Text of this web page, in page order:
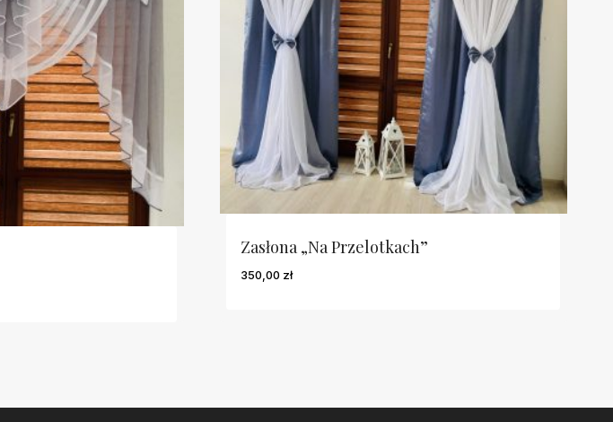
Zasłona „Na Przelotkach”
350,00 zł